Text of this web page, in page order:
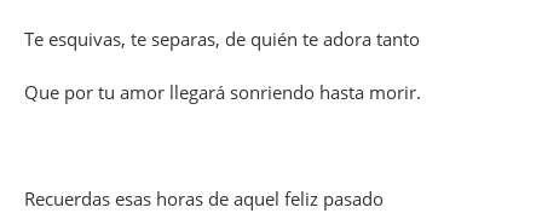
Te esquivas, te separas, de quién te adora tanto
Que por tu amor llegará sonriendo hasta morir.
Recuerdas esas horas de aquel feliz pasado